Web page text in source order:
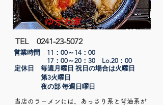
ゆがわ家
TEL0241-23-5072
営業時間 11：00～14：00​
17：00～20：30 Lo.20：00
定休日 毎週月曜日 祝日の場合は火曜日​
第3火曜日
夜の部 毎週日曜日
当店のラーメンには、あっさり系と背油系が